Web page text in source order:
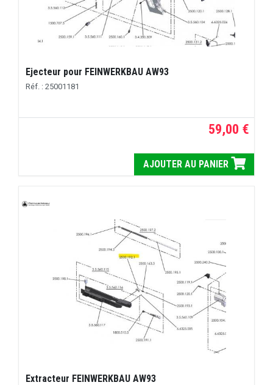
Ejecteur pour FEINWERKBAU AW93
Réf. : 25001181
59,00 €
AJOUTER AU PANIER
Extracteur FEINWERKBAU AW93